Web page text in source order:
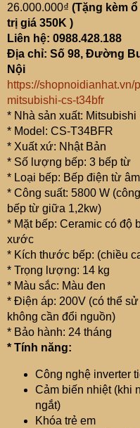
26.000.000₫ (Tặng kèm
trị giá 350K )
Liên hệ: 0988.428.188
Địa chỉ: Số 98, Đường
Nội
https://
mitsubishi-cs-t34bfr
* Nhà sản xuất: Mitsubishi
* Model: CS-T34BFR
* Xuất xứ: Nhật Bản
* Số lượng bếp: 3 bếp từ
* Loại bếp: Bếp điện từ
* Công suất: 5800 W
bếp từ giữa 1,2kw)
* Mặt bếp: Ceramic có độ
xước
* Kích thước bếp: (chiều
* Trọng lượng: 14 kg
* Màu sắc: Màu đen
* Điện áp: 200V (có thể
không cần đổi nguồn)
* Bảo hành: 24 tháng
* Tính năng:
Công nghệ inverter
Cảm biến nhiệt (khi
ngắt)
Khóa trẻ em